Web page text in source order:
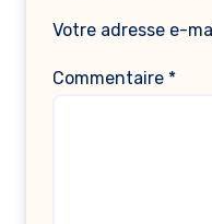
Votre adresse e-
Commentaire *